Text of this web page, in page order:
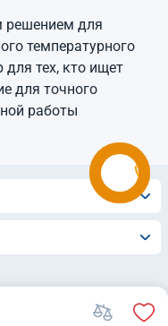
решением для
температурного
тех, кто ищет
для точного
работы